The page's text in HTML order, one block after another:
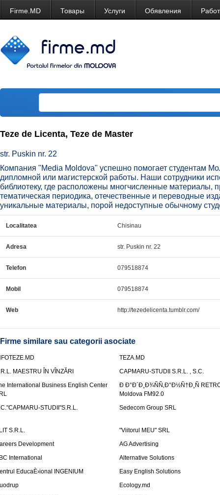
Firme.MD Товары Услуги Обявления
Teze de Licenta, Teze de Master
str. Puskin nr. 22
Компания "Media Moldova" успешно помогает студентам
дипломной или магистерской работы. Наши сотрудники
библиотеку, где расположены многчисленные материалы,
тематическая периодика, отечественные и переводные
уникальные материалы, порой недоступные обычному
Localitatea Chisinau
Adresa str. Puskin nr. 22
Telefon 079518874
Mobil 079518874
Web http://tezedelicenta.tumblr.com/
Firme similare sau categorii asociate
TEZA.MD
MAESTRU ÎN VÎNZĂRI
CAPMARU-STUDII S.R.L. , S.C.
International Business English Center
Ð Ð°Ð´Ð¸Ð¾ÑÑ‚Ð°Ð½Ñ†Ð¸Ñ
Moldova FM92.0
STUDII"S.R.L.
Sedecom Group SRL
S.R.L.
"Viitorul MEU" SRL
Development
AG Advertising
International
Alternative Solutions
EducaÈ›ional INGENIUM
Easy English Solutions
Ecology.md